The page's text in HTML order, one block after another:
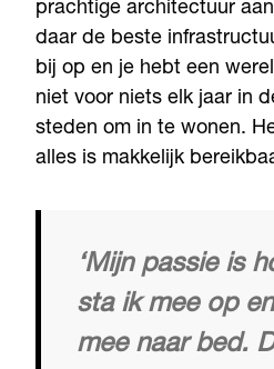
prachtige architectuur
daar de beste
bij op en je hebt een
niet voor niets elk jaar in
steden om in te wonen.
alles is makkelijk
‘Mijn passie is
sta ik mee op
mee naar bed.